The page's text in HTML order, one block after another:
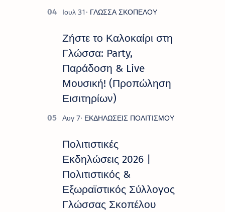
Ζήστε το Καλοκαίρι στη
Γλώσσα: Party,
Παράδοση & Live
Μουσική! (Προπώληση
Εισιτηρίων)
Πολιτιστικές
Εκδηλώσεις 2026 |
Πολιτιστικός &
Εξωραϊστικός Σύλλογος
Γλώσσας Σκοπέλου